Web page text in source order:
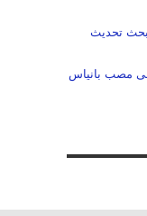
تحديث
إلى مصب بانياس